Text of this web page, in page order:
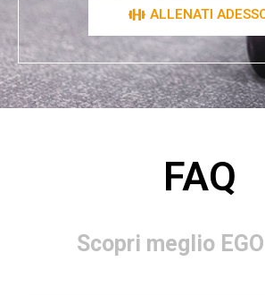
ALLENATI
FAQ
Scopri meglio